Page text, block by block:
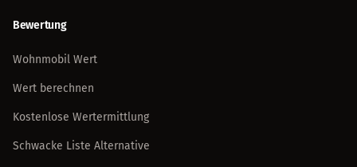
Bewertung
Wohnmobil Wert
Wert berechnen
Kostenlose Wertermittlung
Schwacke Liste Alternative